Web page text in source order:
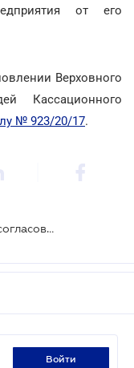
от его
Верховного
Кассационного
№ 923/20/17.
Заключение директором сделки с несогласованным превышением лимита – нарушение прав участников общества
войти